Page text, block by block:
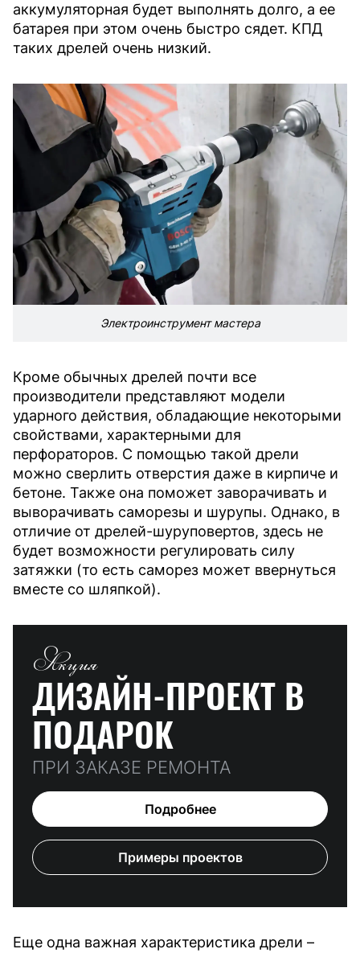
аккумуляторная будет выполнять долго, а ее
батарея при этом очень быстро сядет. КПД
таких дрелей очень низкий.
Электроинструмент мастера
Кроме обычных дрелей почти все
производители представляют модели
ударного действия, обладающие некоторыми
свойствами, характерными для
перфораторов. С помощью такой дрели
можно сверлить отверстия даже в кирпиче и
бетоне. Также она поможет заворачивать и
выворачивать саморезы и шурупы. Однако, в
отличие от дрелей-шуруповертов, здесь не
будет возможности регулировать силу
затяжки (то есть саморез может ввернуться
вместе со шляпкой).
Акция
ДИЗАЙН-ПРОЕКТ В
ПОДАРОК
ПРИ ЗАКАЗЕ РЕМОНТА
Подробнее
Примеры проектов
Еще одна важная характеристика дрели –